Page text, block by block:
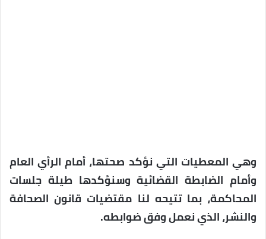
وهي المعطيات التي نؤكد صحتها، أمام الرأي العام
وأمام الضابطة القضائية وسنؤكدها طيلة جلسات
المحاكمة، بما تتيحه لنا مقتضيات قانون الصحافة
والنشر، الذي نعمل وفق ضوابطه.